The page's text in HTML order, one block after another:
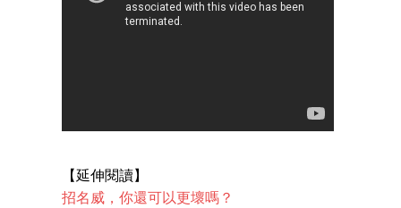
【延伸閱讀】
招名威，你還可以更壞嗎？